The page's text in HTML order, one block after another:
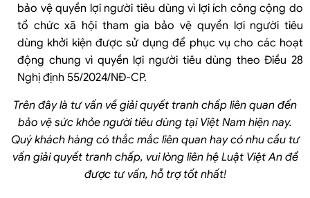
bảo vệ quyền lợi người tiêu dùng vì lợi ích công cộng do
tổ chức xã hội tham gia bảo vệ quyền lợi người tiêu
dùng khởi kiện được sử dụng để phục vụ cho các hoạt
động chung vì quyền lợi người tiêu dùng theo Điều 28
Nghị định 55/2024/NĐ-CP.
Trên đây là tư vấn về giải quyết tranh chấp liên quan đến
bảo vệ sức khỏe người tiêu dùng tại Việt Nam hiện nay.
Quý khách hàng có thắc mắc liên quan hay có nhu cầu tư
vấn giải quyết tranh chấp, vui lòng liên hệ Luật Việt An để
được tư vấn, hỗ trợ tốt nhất!